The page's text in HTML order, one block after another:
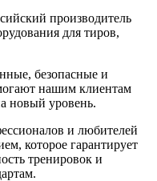
производитель
для тиров,
безопасные и
нашим клиентам
новый уровень.
и любителей
которое гарантирует
тренировок и